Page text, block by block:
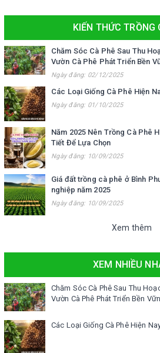
KIẾN THỨC TRỒNG
Chăm Sóc Cà Phê Sau Thu
Vườn Cà Phê Phát Triển Bền
Ngày đăng: 02/12/2025
Các Loại Giống Cà Phê Hiện
Ngày đăng: 01/10/2025
Năm 2025 Nên Trồng Cà Phê
Tiết Để Lựa Chọn
Ngày đăng: 10/09/2025
Giá đất trồng cà phê ở Bình
nghiệp năm 2025
Ngày đăng: 10/09/2025
Xem thêm
XEM NHIỀU
Chăm Sóc Cà Phê Sau Thu
Vườn Cà Phê Phát Triển Bền
Các Loại Giống Cà Phê Hiện